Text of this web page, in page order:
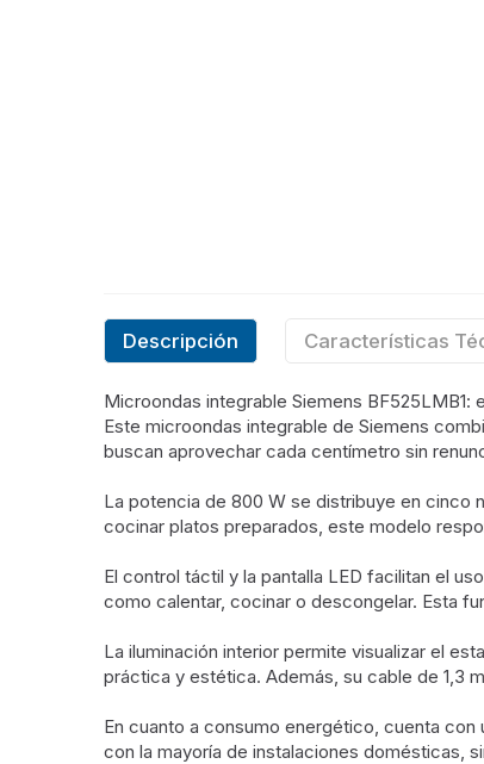
Descripción Características
Microondas integrable Siemens BF525LMB1:
Este microondas integrable de Siemens
buscan aprovechar cada centímetro sin
La potencia de 800 W se distribuye en cinco
cocinar platos preparados, este modelo
El control táctil y la pantalla LED facilitan el
como calentar, cocinar o descongelar. Esta
La iluminación interior permite visualizar el
práctica y estética. Además, su cable de 1,3
En cuanto a consumo energético, cuenta
con la mayoría de instalaciones domésticas,